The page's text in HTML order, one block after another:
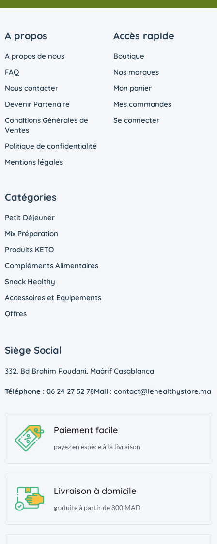
A propos
A propos de nous
FAQ
Nous contacter
Devenir Partenaire
Conditions Générales de
Ventes
Politique de confidentialité
Mentions légales
Accès rapide
Boutique
Nos marques
Mon panier
Mes commandes
Se connecter
Catégories
Petit Déjeuner
Mix Préparation
Produits KETO
Compléments Alimentaires
Snack Healthy
Accessoires et Equipements
Offres
Siège Social
332, Bd Brahim Roudani, Maârif Casablanca
Téléphone : 06 24 27 52 78Mail : contact@lehealthystore.ma
Paiement facile
payez en espèce à la livraison
Livraison à domicile
gratuite à partir de 800 MAD